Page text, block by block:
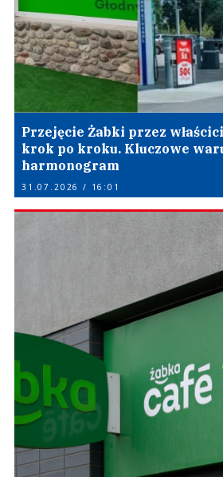
Przejęcie Żabki przez
krok po kroku. Kluczowe
harmonogram
31.07.2026 / 16:01